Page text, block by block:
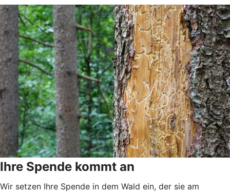
Ihre Spende kommt an
Wir setzen Ihre Spende in dem Wald ein, der sie am